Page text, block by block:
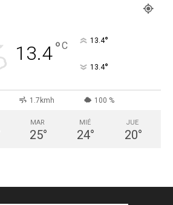
13.4°C 13.4°
13.4°
1.7kmh 100 %
MAR
25°
MIÉ
24°
JUE
20°